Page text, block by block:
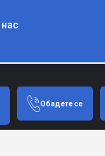
Обадете се